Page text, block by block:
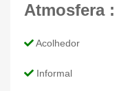
Atmosfera :
Acolhedor
Informal